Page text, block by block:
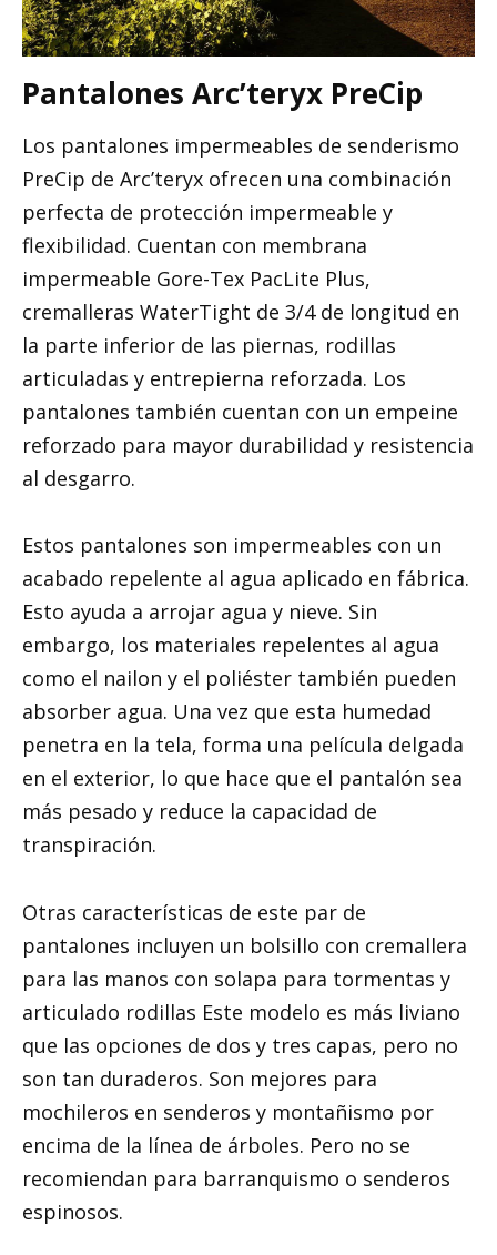
Pantalones Arc’teryx PreCip
Los pantalones impermeables de senderismo
PreCip de Arc’teryx ofrecen una combinación
perfecta de protección impermeable y
flexibilidad. Cuentan con membrana
impermeable Gore-Tex PacLite Plus,
cremalleras WaterTight de 3/4 de longitud en
la parte inferior de las piernas, rodillas
articuladas y entrepierna reforzada. Los
pantalones también cuentan con un empeine
reforzado para mayor durabilidad y resistencia
al desgarro.
Estos pantalones son impermeables con un
acabado repelente al agua aplicado en fábrica.
Esto ayuda a arrojar agua y nieve. Sin
embargo, los materiales repelentes al agua
como el nailon y el poliéster también pueden
absorber agua. Una vez que esta humedad
penetra en la tela, forma una película delgada
en el exterior, lo que hace que el pantalón sea
más pesado y reduce la capacidad de
transpiración.
Otras características de este par de
pantalones incluyen un bolsillo con cremallera
para las manos con solapa para tormentas y
articulado rodillas Este modelo es más liviano
que las opciones de dos y tres capas, pero no
son tan duraderos. Son mejores para
mochileros en senderos y montañismo por
encima de la línea de árboles. Pero no se
recomiendan para barranquismo o senderos
espinosos.